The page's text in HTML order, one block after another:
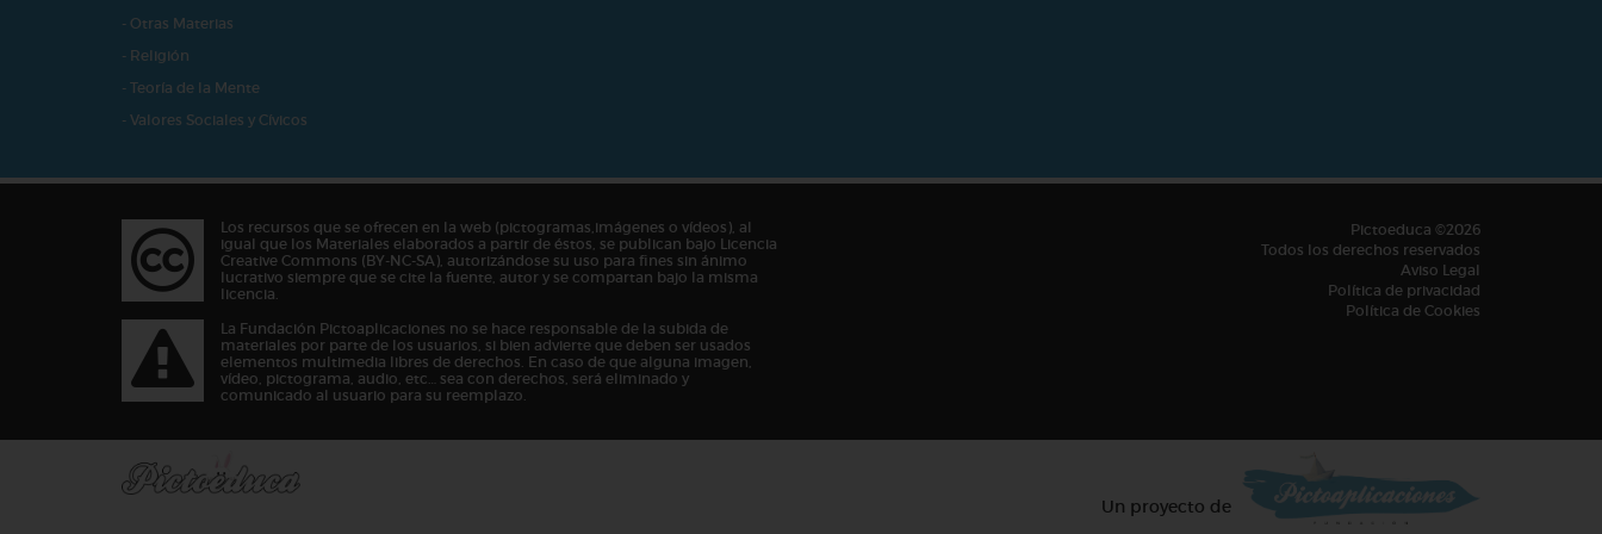
- Otras Materias
- Religión
- Teoría de la Mente
- Valores Sociales y Cívicos
Los recursos que se ofrecen en la web (pictogramas,imágenes o vídeos), al
igual que los Materiales elaborados a partir de éstos, se publican bajo Licencia
Creative Commons (BY-NC-SA), autorizándose su uso para fines sin ánimo
lucrativo siempre que se cite la fuente, autor y se compartan bajo la misma
licencia.
La Fundación Pictoaplicaciones no se hace responsable de la subida de
materiales por parte de los usuarios, si bien advierte que deben ser usados
elementos multimedia libres de derechos. En caso de que alguna imagen,
vídeo, pictograma, audio, etc… sea con derechos, será eliminado y
comunicado al usuario para su reemplazo.
Pictoeduca ©2026
Todos los derechos reservados
Aviso Legal
Política de privacidad
Política de Cookies
Un proyecto de